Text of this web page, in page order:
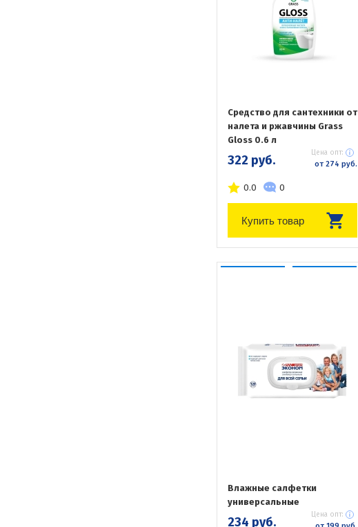
Средство для сантехники от
налета и ржавчины Grass
Gloss 0.6 л
322 руб. Цена опт:
от 274 руб.
0.0 0
Купить товар
Влажные салфетки
универсальные
234 руб. Цена опт: